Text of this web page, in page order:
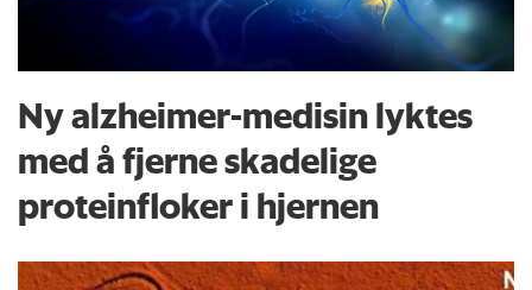
Ny alzheimer-medisin lyktes
med å fjerne skadelige
proteinfloker i hjernen